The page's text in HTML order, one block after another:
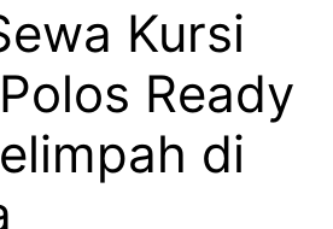
Kursi
Ready
di